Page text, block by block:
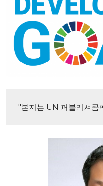
"본지는 UN 퍼블리셔콤